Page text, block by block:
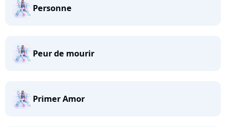
Personne
Peur de mourir
Primer Amor